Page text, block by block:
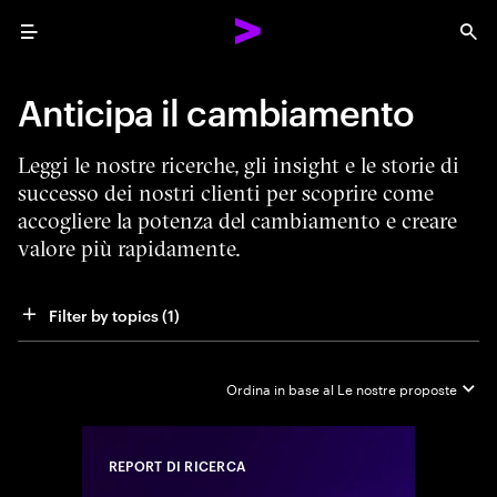
Menu
Anticipa il cambiamento
Leggi le nostre ricerche, gli insight e le storie di
successo dei nostri clienti per scoprire come
accogliere la potenza del cambiamento e creare
valore più rapidamente.
Filter by topics (1)
Ordina in base al Le nostre proposte
REPORT DI RICERCA